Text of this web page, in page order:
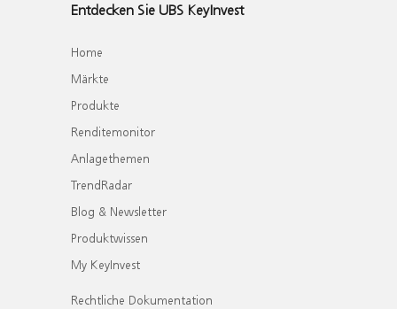
Entdecken Sie UBS KeyInvest
Home
Märkte
Produkte
Renditemonitor
Anlagethemen
TrendRadar
Blog & Newsletter
Produktwissen
My KeyInvest
Rechtliche Dokumentation